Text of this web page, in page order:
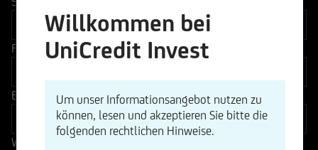
Fondswährung
Ertragsverwendung
Währung Anteilsklasse
Willkommen bei
UniCredit Invest
Um unser Informationsangebot nutzen zu
können, lesen und akzeptieren Sie bitte die
folgenden rechtlichen Hinweise.